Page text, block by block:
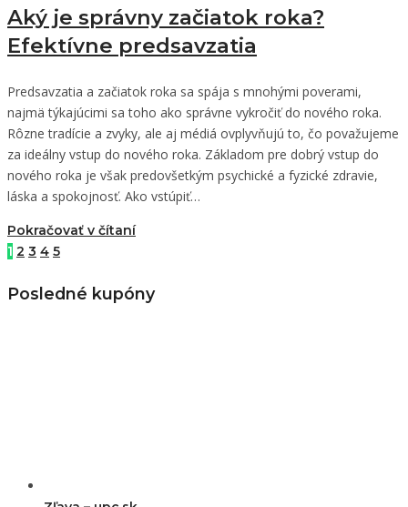
Aký je správny začiatok roka?
Efektívne predsavzatia
Predsavzatia a začiatok roka sa spája s mnohými poverami,
najmä týkajúcimi sa toho ako správne vykročiť do nového roka.
Rôzne tradície a zvyky, ale aj médiá ovplyvňujú to, čo považujeme
za ideálny vstup do nového roka. Základom pre dobrý vstup do
nového roka je však predovšetkým psychické a fyzické zdravie,
láska a spokojnosť. Ako vstúpiť…
Pokračovať v čítaní
1 2 3 4 5
Posledné kupóny